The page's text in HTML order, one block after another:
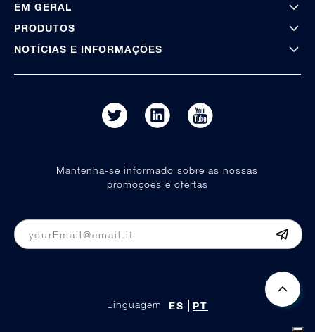
EM GERAL
PRODUTOS
NOTÍCIAS E INFORMAÇÕES
Linguagem ES PT
Mantenha-se informado sobre as nossas
promoções e ofertas